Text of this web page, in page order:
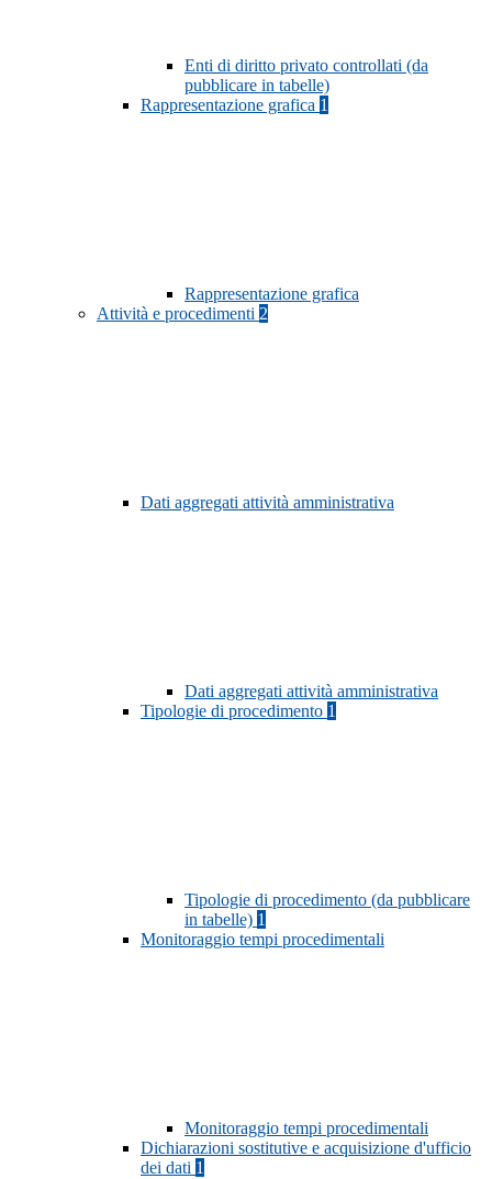
Enti di diritto privato controllati (da
pubblicare in tabelle)
Rappresentazione grafica 1
Rappresentazione grafica
Attività e procedimenti 2
Dati aggregati attività amministrativa
Dati aggregati attività amministrativa
Tipologie di procedimento 1
Tipologie di procedimento (da pubblicare
in tabelle) 1
Monitoraggio tempi procedimentali
Monitoraggio tempi procedimentali
Dichiarazioni sostitutive e acquisizione d'ufficio
dei dati 1